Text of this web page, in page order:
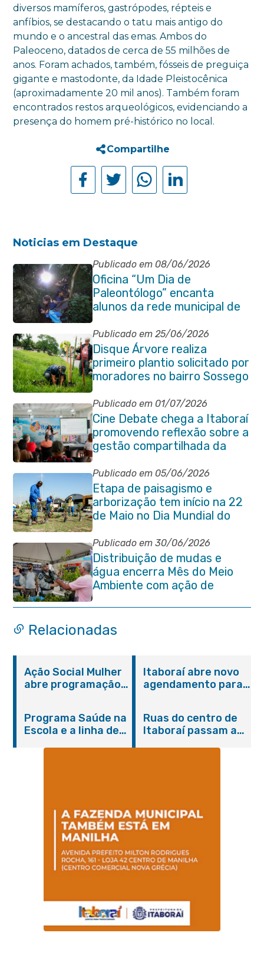
diversos mamíferos, gastrópodes, répteis e
anfíbios, se destacando o tatu mais antigo do
mundo e o ancestral das emas. Ambos do
Paleoceno, datados de cerca de 55 milhões de
anos. Foram achados, também, fósseis de preguiça
gigante e mastodonte, da Idade Pleistocênica
(aproximadamente 20 mil anos). Também foram
encontrados restos arqueológicos, evidenciando a
presença do homem pré-histórico no local.
Compartilhe
Noticias em Destaque
Publicado em 08/06/2026
Oficina “Um Dia de
Paleontólogo” encanta
alunos da rede municipal de
Itaboraí
Publicado em 25/06/2026
Disque Árvore realiza
primeiro plantio solicitado por
moradores no bairro Sossego
Publicado em 01/07/2026
Cine Debate chega a Itaboraí
promovendo reflexão sobre a
gestão compartilhada da
Baía de Guanabara
Publicado em 05/06/2026
Etapa de paisagismo e
arborização tem início na 22
de Maio no Dia Mundial do
Meio Ambiente
Publicado em 30/06/2026
Distribuição de mudas e
água encerra Mês do Meio
Ambiente com ação de
conscientização em Manilha
Relacionadas
Ação Social Mulher
abre programação
serviços gratuitos e
orientações
Itaboraí abre novo
agendamento para
Programa Saúde na
Escola e a linha de
Magalhães Seabra
Ruas do centro de
Itaboraí passam a